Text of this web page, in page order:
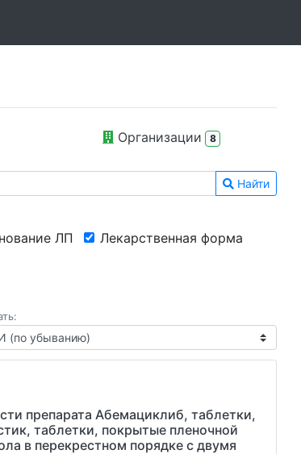
Организации 8
Найти
ЛП Лекарственная форма
препарата Абемациклиб, таблетки,
таблетки, покрытые пленочной
в перекрестном порядке с двумя